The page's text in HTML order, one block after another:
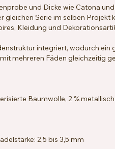
und Dicke wie Catona
Serie im selben Projekt
Kleidung und
integriert, wodurch ein
mehreren Fäden gleichzeitig
Baumwolle, 2 %
2,5 bis 3,5 mm